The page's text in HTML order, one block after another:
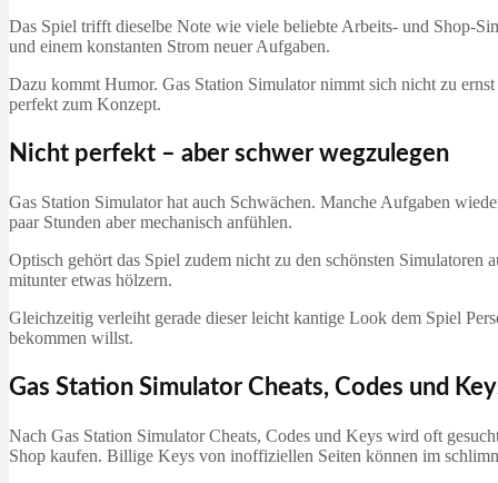
Das Spiel trifft dieselbe Note wie viele beliebte Arbeits- und Shop-
und einem konstanten Strom neuer Aufgaben.
Dazu kommt Humor. Gas Station Simulator nimmt sich nicht zu
perfekt zum Konzept.
Nicht perfekt – aber schwer wegzulegen
Gas Station Simulator hat auch Schwächen. Manche Aufgaben
paar Stunden aber mechanisch anfühlen.
Optisch gehört das Spiel zudem nicht zu den schönsten
mitunter etwas hölzern.
Gleichzeitig verleiht gerade dieser leicht kantige Look dem Spiel
bekommen willst.
Gas Station Simulator Cheats, Codes und
Nach Gas Station Simulator Cheats, Codes und Keys wird oft
Shop kaufen. Billige Keys von inoffiziellen Seiten können im